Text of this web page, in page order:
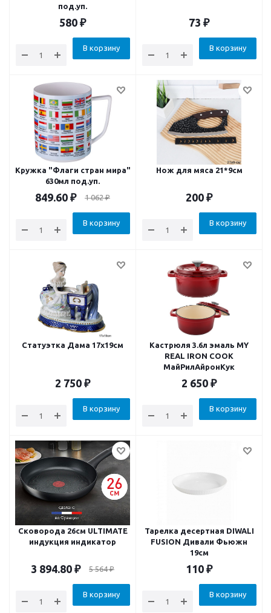
под.уп.
580 ₽
В корзину
73 ₽
В корзину
Кружка "Флаги стран мира"
630мл под.уп.
849.60 ₽ 1 062₽
В корзину
Нож для мяса 21*9см
200 ₽
В корзину
Статуэтка Дама 17х19см
2 750 ₽
В корзину
Кастрюля 3.6л эмаль MY
REAL IRON COOK
МайРилАйронКук
2 650 ₽
В корзину
Сковорода 26см ULTIMATE
индукция индикатор
3 894.80 ₽ 5 564₽
В корзину
Тарелка десертная DIWALI
FUSION Дивали Фьюжн
19см
110 ₽
В корзину